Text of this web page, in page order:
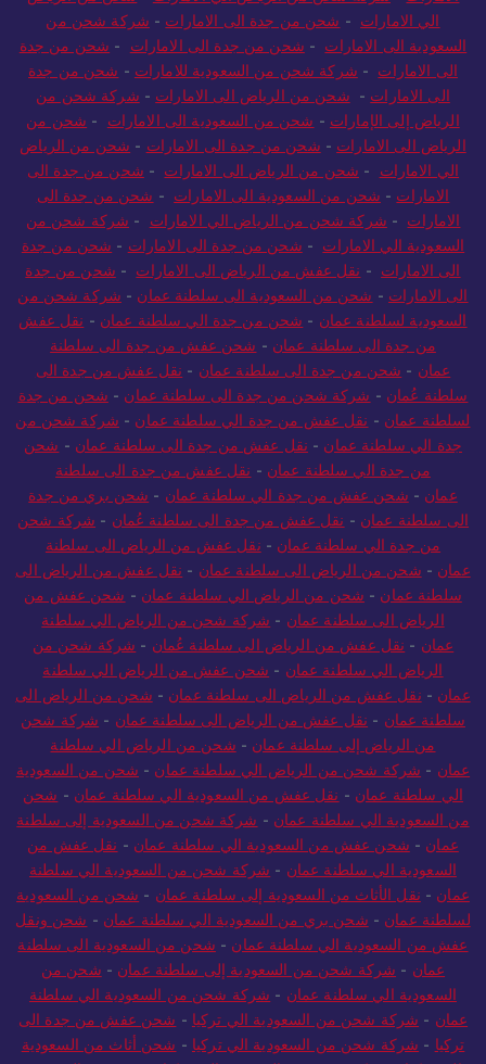
الي الامارات - شحن من جدة الى الامارات - شركة شحن من
السعودية الى الامارات - شحن من جدة الى الامارات - شحن من جدة
الى الامارات - شركة شحن من السعودية للامارات - شحن من جدة
الى الامارات - شحن من الرياض الى الامارات - شركة شحن من
الرياض إلى الإمارات - شحن من السعودية الى الامارات - شحن من
الرياض الى الامارات - شحن من جدة الى الامارات - شحن من الرياض
الي الامارات - شحن من الرياض الى الامارات - شحن من جدة الى
الامارات - شحن من السعودية الى الامارات - شحن من جدة الى
الامارات - شركة شحن من الرياض الي الامارات - شركة شحن من
السعودية الي الامارات - شحن من جدة الى الامارات - شحن من جدة
الى الامارات - نقل عفش من الرياض الى الامارات - شحن من جدة
الى الامارات - شحن من السعودية الى سلطنة عمان - شركة شحن من
السعودية لسلطنة عمان - شحن من جدة الي سلطنة عمان - نقل عفش
من جدة الى سلطنة عمان - شحن عفش من جدة الى سلطنة
عمان - شحن من جدة الى سلطنة عمان - نقل عفش من جدة الى
سلطنة عُمان - شركة شحن من جدة الى سلطنة عمان - شحن من جدة
لسلطنة عمان - نقل عفش من جدة الي سلطنة عمان - شركة شحن من
جدة الي سلطنة عمان - نقل عفش من جدة الى سلطنة عمان - شحن
من جدة الي سلطنة عمان - نقل عفش من جدة الى سلطنة
عمان - شحن عفش من جدة الي سلطنة عمان - شحن بري من جدة
الى سلطنة عمان - نقل عفش من جدة الى سلطنة عُمان - شركة شحن
من جدة الي سلطنة عمان - نقل عفش من الرياض الى سلطنة
عمان - شحن من الرياض الى سلطنة عمان - نقل عفش من الرياض الى
سلطنة عمان - شحن من الرياض الي سلطنة عمان - شحن عفش من
الرياض الى سلطنة عمان - شركة شحن من الرياض الي سلطنة
عمان - نقل عفش من الرياض الى سلطنة عُمان - شركة شحن من
الرياض الي سلطنة عمان - شحن عفش من الرياض الي سلطنة
عمان - نقل عفش من الرياض الى سلطنة عمان - شحن من الرياض الى
سلطنة عمان - نقل عفش من الرياض الى سلطنة عمان - شركة شحن
من الرياض إلى سلطنة عمان - شحن من الرياض الي سلطنة
عمان - شركة شحن من الرياض الي سلطنة عمان - شحن من السعودية
الي سلطنة عمان - نقل عفش من السعودية الي سلطنة عمان - شحن
من السعودية الي سلطنة عمان - شركة شحن من السعودية إلى سلطنة
عمان - شحن عفش من السعودية الي سلطنة عمان - نقل عفش من
السعودية الي سلطنة عمان - شركة شحن من السعودية الي سلطنة
عمان - نقل الأثاث من السعودية إلى سلطنة عمان - شحن من السعودية
لسلطنة عمان - شحن بري من السعودية الي سلطنة عمان - شحن ونقل
عفش من السعودية الي سلطنة عمان - شحن من السعودية الى سلطنة
عمان - شركة شحن من السعودية إلى سلطنة عمان - شحن من
السعودية الي سلطنة عمان - شركة شحن من السعودية الي سلطنة
عمان - شركة شحن من السعودية الي تركيا - شحن عفش من جدة الى
تركيا - شركة شحن من السعودية الي تركيا - شحن أثاث من السعودية